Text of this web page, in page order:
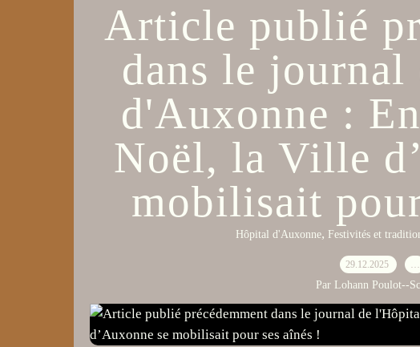
Article publié
dans le
d'Auxonne :
Noël, la Ville
mobilisait
Hôpital d'Auxonne, Festivités et
29.12.2025 …
Par Lohann Poulot--